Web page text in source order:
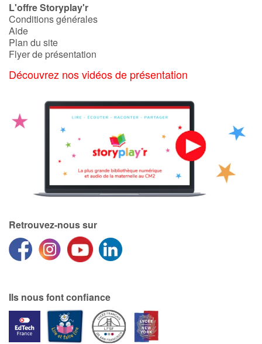
Documentaires
En famille
Quotidien et loisirs
À l'école
Fêtes et évènements
Amour et amitié
Sujets de société
Émotions et sentiments
Formats et illustrations
Contraste +
L'offre Storyplay'r
Conditions générales
Aide
Plan du site
Flyer de présentation
Découvrez nos vidéos de présentation
Retrouvez-nous sur
Ils nous font confiance